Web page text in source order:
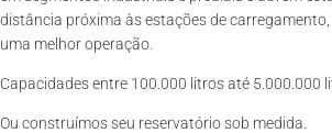
distância próxima às estações de
uma melhor operação.
Capacidades entre 100.000 litros até 5.000.000
Ou construímos seu reservatório sob medida.